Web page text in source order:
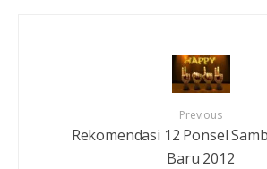
Previous
Rekomendasi 12 Ponsel
Baru 2012